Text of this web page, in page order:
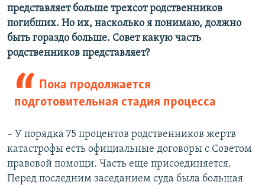
представляет больше трехсот родственников
погибших. Но их, насколько я понимаю, должно
быть гораздо больше. Совет какую часть
родственников представляет?
Пока продолжается
подготовительная стадия процесса
– У порядка 75 процентов родственников жертв
катастрофы есть официальные договоры с Советом
правовой помощи. Часть еще присоединяется.
Перед последним заседанием суда была большая